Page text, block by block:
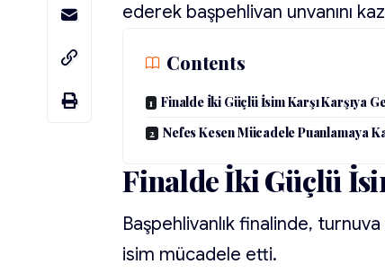
ederek başpehlivan unvanını
Contents
Finalde İki Güçlü İsim Karşı Karşıya
Nefes Kesen Mücadele Puanlamaya
Finalde İki Güçlü
Başpehlivanlık finalinde,
isim mücadele etti.